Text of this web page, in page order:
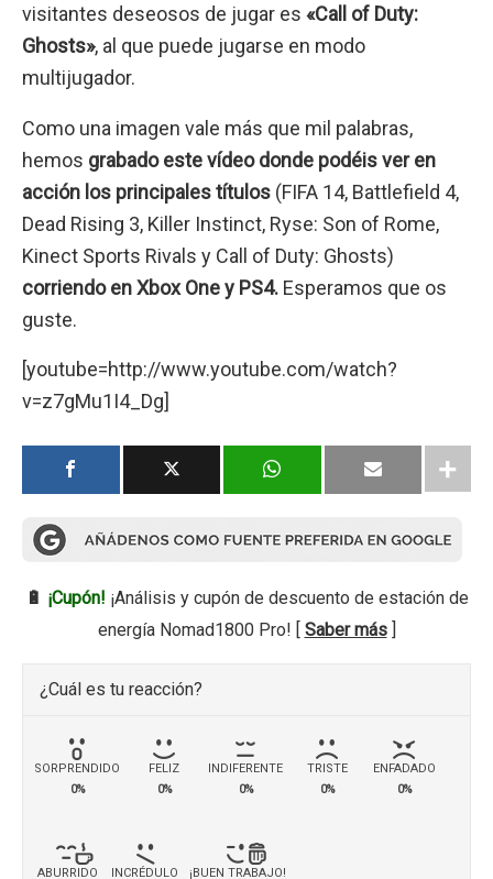
visitantes deseosos de jugar es «Call of Duty:
Ghosts», al que puede jugarse en modo
multijugador.
Como una imagen vale más que mil palabras,
hemos grabado este vídeo donde podéis ver en
acción los principales títulos (FIFA 14, Battlefield 4,
Dead Rising 3, Killer Instinct, Ryse: Son of Rome,
Kinect Sports Rivals y Call of Duty: Ghosts)
corriendo enXbox One y PS4. Esperamos que os
guste.
[youtube=http://www.youtube.com/watch?
v=z7gMu1I4_Dg]
🔋 ¡Cupón! ¡Análisis y cupón de descuento de estación de
energía Nomad1800 Pro! [ Saber más]
¿Cuál es tu reacción?
SORPRENDIDO
0%
FELIZ
0%
INDIFERENTE
0%
TRISTE
0%
ENFADADO
0%
ABURRIDO
INCRÉDULO
¡BUEN TRABAJO!